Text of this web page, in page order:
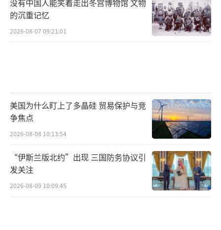
的沉重记忆
2026-08-07 09:21:01
美国为什么盯上了多晶硅 贸易保护与竞
争焦点
2026-08-08 10:13:54
“伊斯兰版北约”出现 三国防务协议引
发关注
2026-08-09 10:09:45